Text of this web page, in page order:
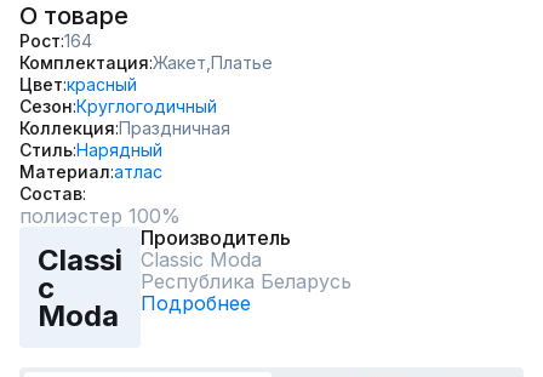
О товаре
Рост 164
Комплектация Жакет, Платье
Цвет красный
Сезон Круглогодичный
Коллекция Праздничная
СтильНарядный
Материал атлас
Состав
полиэстер 100%
Classi
c
Moda
Производитель
Classic Moda
Республика Беларусь
Подробнее